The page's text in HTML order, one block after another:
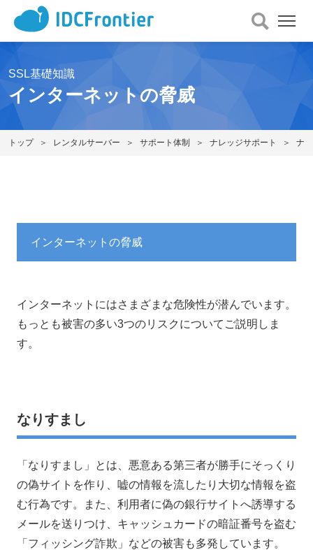
メ
SSL基礎知識
インターネットの脅威
トップ レンタルサーバー サポート体制 ナレッジサポート ナ
インターネットの脅威
インターネットにはさまざまな危険性が潜んでいます。
もっとも被害の多い3つのリスクについてご説明しま
す。
なりすまし
「なりすまし」とは、悪意ある第三者が勝手にそっくり
の偽サイトを作り、嘘の情報を流したり大切な情報を盗
む行為です。また、利用者に偽の銀行サイトへ誘導する
メールを送りつけ、キャッシュカードの暗証番号を盗む
「フィッシング詐欺」などの被害も多発しています。